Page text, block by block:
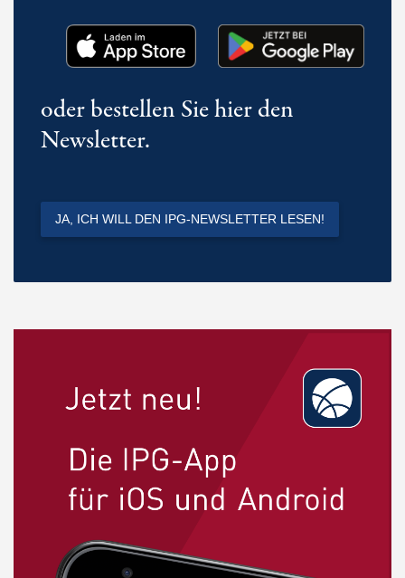
oder bestellen Sie hier den
Newsletter.
JA, ICH WILL DEN IPG-NEWSLETTER LESEN!